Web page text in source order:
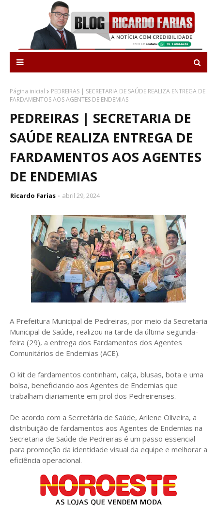
Página inicial
PEDREIRAS | SECRETARIA DE SAÚDE REALIZA ENTREGA DE
FARDAMENTOS AOS AGENTES DE ENDEMIAS
PEDREIRAS | SECRETARIA DE
SAÚDE REALIZA ENTREGA DE
FARDAMENTOS AOS AGENTES
DE ENDEMIAS
Ricardo Farias abril 29, 2024
A Prefeitura Municipal de Pedreiras, por meio da Secretaria
Municipal de Saúde, realizou na tarde da última segunda-
feira (29), a entrega dos Fardamentos dos Agentes
Comunitários de Endemias (ACE).
O kit de fardamentos continham, calça, blusas, bota e uma
bolsa, beneficiando aos Agentes de Endemias que
trabalham diariamente em prol dos Pedreirenses.
De acordo com a Secretária de Saúde, Arilene Oliveira, a
distribuição de fardamentos aos Agentes de Endemias na
Secretaria de Saúde de Pedreiras é um passo essencial
para promoção da identidade visual da equipe e melhorar a
eficiência operacional.